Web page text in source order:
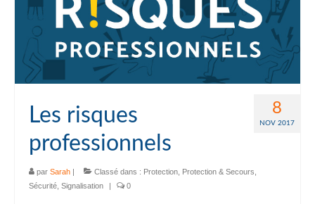
8
NOV 2017
Les risques
professionnels
par Sarah | Classé dans : Protection Protection & Secours
Sécurité Signalisation | 0